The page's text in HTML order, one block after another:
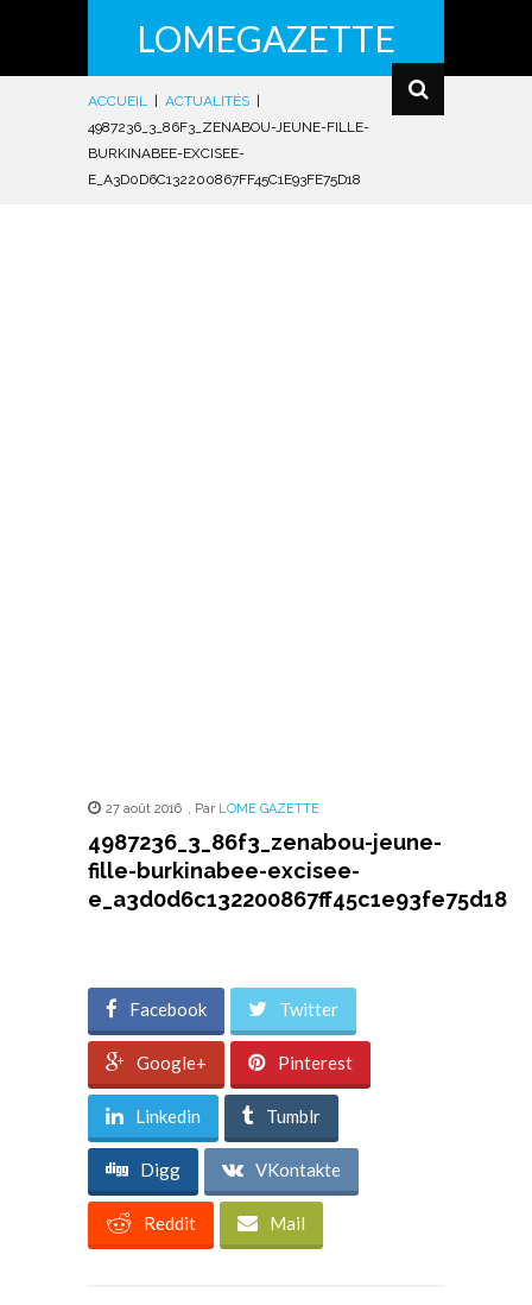
LOMEGAZETTE
ACCUEIL ACTUALITÉS
4987236_3_86F3_ZENABOU-JEUNE-FILLE-
BURKINABEE-EXCISEE-
E_A3D0D6C132200867FF45C1E93FE75D18
27 août 2016 , Par LOME GAZETTE
4987236_3_86f3_zenabou-jeune-
fille-burkinabee-excisee-
e_a3d0d6c132200867ff45c1e93fe75d18
Facebook Twitter
Google+ Pinterest
Linkedin Tumblr
Digg VKontakte
Reddit Mail